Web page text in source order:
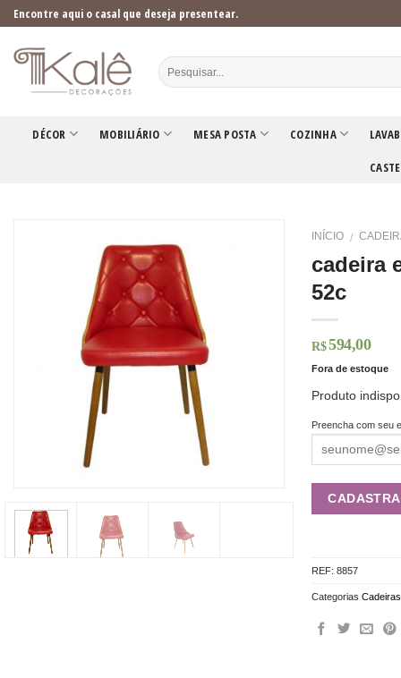
Skip
to
content
Encontre aqui o casal que deseja presentear.
DÉCOR MOBILIÁRIO MESA POSTA COZINHA
INÍCIO /
cadeira
52c
R$ 594,00
Fora de estoque
Produto
Preencha com seu
REF:8857
Categorias